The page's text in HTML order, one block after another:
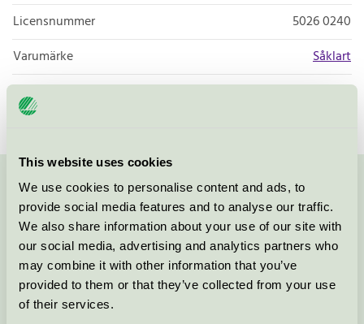
This website uses cookies
We use cookies to personalise content and ads, to
provide social media features and to analyse our traffic.
We also share information about your use of our site with
our social media, advertising and analytics partners who
may combine it with other information that you’ve
provided to them or that they’ve collected from your use
of their services.
Licensnummer
5026 0240
Varumärke
Såklart
Licensnummer
5026 0192
Kontakta oss på 08-55 55 24 00eller via formuläret:
Fortsätt